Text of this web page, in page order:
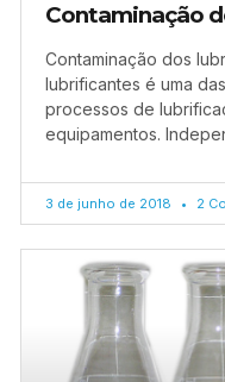
Contaminação
Contaminação dos
lubrificantes é uma
processos de
equipamentos.
3 de junho de 2018 2